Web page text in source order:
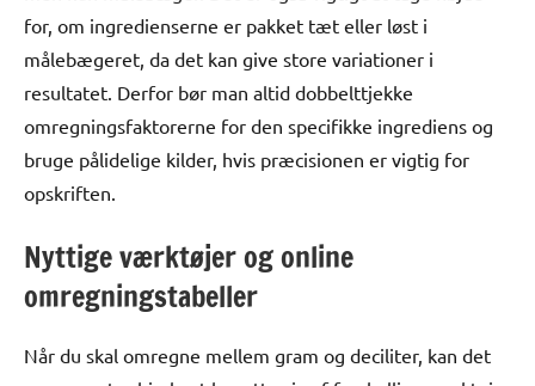
for, om ingredienserne er pakket tæt eller løst i
målebægeret, da det kan give store variationer i
resultatet. Derfor bør man altid dobbelttjekke
omregningsfaktorerne for den specifikke ingrediens og
bruge pålidelige kilder, hvis præcisionen er vigtig for
opskriften.
Nyttige værktøjer og online
omregningstabeller
Når du skal omregne mellem gram og deciliter, kan det